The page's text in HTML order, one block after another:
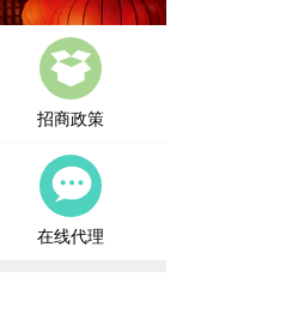
招商政策
在线代理